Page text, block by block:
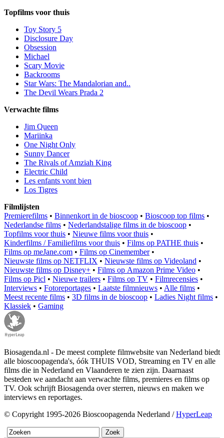
Topfilms voor thuis
Toy Story 5
Disclosure Day
Obsession
Michael
Scary Movie
Backrooms
Star Wars: The Mandalorian and..
The Devil Wears Prada 2
Verwachte films
Jim Queen
Mariinka
One Night Only
Sunny Dancer
The Rivals of Amziah King
Electric Child
Les enfants vont bien
Los Tigres
Filmlijsten
Premierefilms • Binnenkort in de bioscoop • Bioscoop top films •
Nederlandse films • Nederlandstalige films in de bioscoop •
Topfilms voor thuis • Nieuwe films voor thuis •
Kinderfilms / Familiefilms voor thuis • Films op PATHE thuis •
Films op meJane.com • Films op Cinemember•
Nieuwste films op NETFLIX • Nieuwste films op Videoland •
Nieuwste films op Disney+ • Films op Amazon Prime Video •
Films op Picl • Nieuwe trailers • Films op TV • Filmrecensies •
Interviews • Fotoreportages • Laatste filmnieuws • Alle films •
Meest recente films • 3D films in de bioscoop • Ladies Night films •
Klassiek • Gaming
Biosagenda.nl - De meest complete filmwebsite van Nederland biedt
alle bioscoopagenda's, óók THUIS VOD, Streaming en TV en alle
films die in Nederland en Vlaanderen te zien zijn. Daarnaast
besteden we aandacht aan verwachte films, premieres en films op
TV. Ook schrijft Biosagenda over sterren, nieuws en maken we
interviews en reportages.
© Copyright 1995-2026 Bioscoopagenda Nederland /HyperLeap